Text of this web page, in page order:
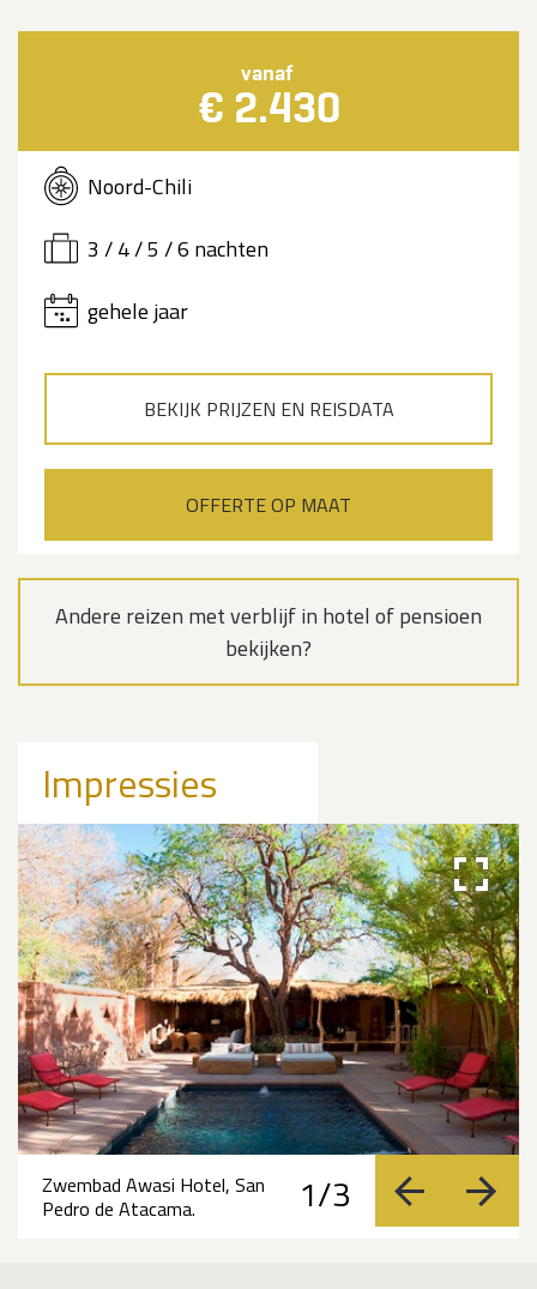
vanaf
€ 2.430
Noord-Chili
3 / 4 / 5 / 6 nachten
gehele jaar
BEKIJK PRIJZEN EN REISDATA
OFFERTE OP MAAT
Andere reizen met verblijf in hotel of pensioen
bekijken?
Impressies
1/3 vorige
Zwembad Awasi Hotel, San
Pedro de Atacama.